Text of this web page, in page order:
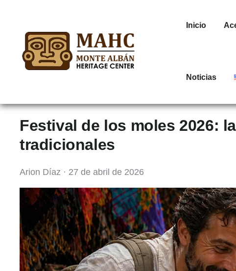
Inicio
Noticias
Festival de los moles 2026:
tradicionales
Arion Díaz · 27 de abril de 2026